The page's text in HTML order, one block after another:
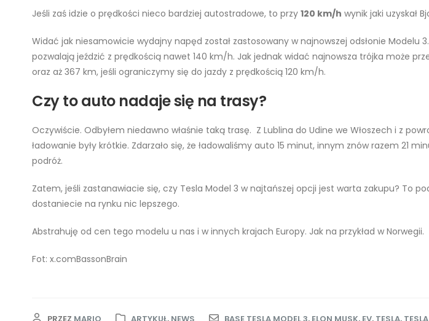
Jeśli zaś idzie o prędkości nieco bardziej autostradowe, to przy 120 km/h wynik jaki uzyskał
Widać jak niesamowicie wydajny napęd został zastosowany w najnowszej odsłonie
pozwalają jeździć z prędkością nawet 140 km/h. Jak jednak widać najnowsza trójka może
oraz aż 367 km, jeśli ograniczymy się do jazdy z prędkością 120 km/h.
Czy to auto nadaje się na trasy?
Oczywiście. Odbyłem niedawno właśnie taką trasę. Z Lublina do Udine we Włoszech i z
ładowanie były krótkie. Zdarzało się, że ładowaliśmy auto 15 minut, innym znów razem 21
podróż.
Zatem, jeśli zastanawiacie się, czy Tesla Model 3 w najtańszej opcji jest warta zakupu? To
dostaniecie na rynku nic lepszego.
Abstrahuję od cen tego modelu u nas i w innych krajach Europy. Jak na przykład w Norwegii.
Fot: x.comBassonBrain